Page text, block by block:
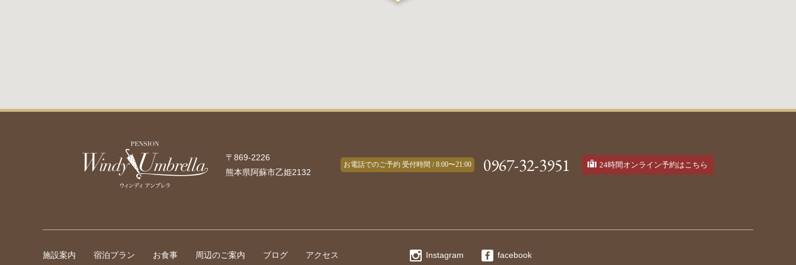
〒869-2226
熊本県阿蘇市乙姫2132
お電話でのご予約 受付時間 / 8:00〜21:00 0967-32-3951 24時間オンライン予約はこちら
施設案内 宿泊プラン お食事 周辺のご案内 ブログ アクセス Instagram facebook